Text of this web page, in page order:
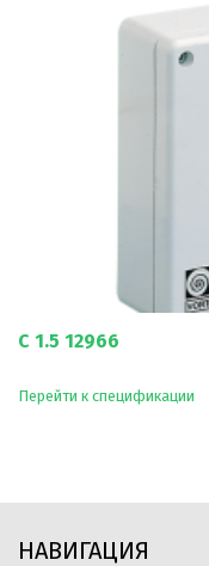
C 1.5 12966
Перейти к спецификации
НАВИГАЦИЯ